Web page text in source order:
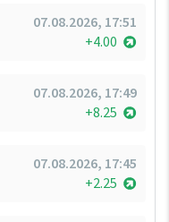
07.08.2026, 17:51
+4.00
07.08.2026, 17:49
+8.25
07.08.2026, 17:45
+2.25